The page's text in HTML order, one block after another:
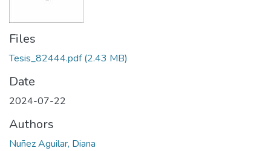
Files
Tesis_82444.pdf(2.43 MB)
Date
2024-07-22
Authors
Nuñez Aguilar, Diana